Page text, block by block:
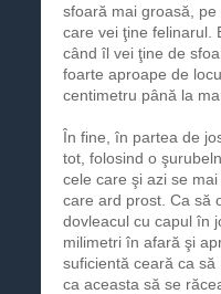
sfoară mai groasă,
care vei ţine felinarul.
când îl vei ţine de
foarte aproape de
centimetru până la
În fine, în partea de
tot, folosind o
cele care şi azi se
care ard prost. Ca să
dovleacul cu capul în
milimetri în afară şi
suficientă ceară ca
ca aceasta să se